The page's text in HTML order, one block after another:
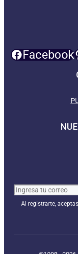
Facebook
Al registrarte,